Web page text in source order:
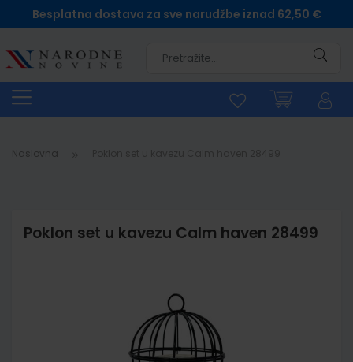
Besplatna dostava za sve narudžbe iznad 62,50 €
Naslovna
Poklon set u kavezu Calm haven 28499